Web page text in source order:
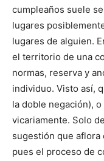
cumpleaños suele
lugares
lugares de alguien.
el territorio de una
normas, reserva y
individuo. Visto así,
la doble negación),
vicariamente. Solo
sugestión que aflora
pues el proceso de